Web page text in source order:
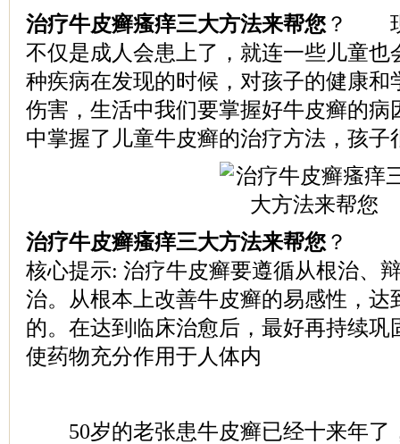
治疗牛皮癣瘙痒三大方法来帮您 ？ 现
不仅是成人会患上了，就连一些儿童也
种疾病在发现的时候，对孩子的健康和
伤害，生活中我们要掌握好牛皮癣的病
中掌握了儿童牛皮癣的治疗方法，孩子
治疗牛皮癣瘙痒三大方法来帮您 ？
核心提示: 治疗牛皮癣要遵循从根治、
治。从根本上改善牛皮癣的易感性，达
的。在达到临床治愈后，最好再持续巩
使药物充分作用于人体内
50岁的老张患牛皮癣已经十来年了